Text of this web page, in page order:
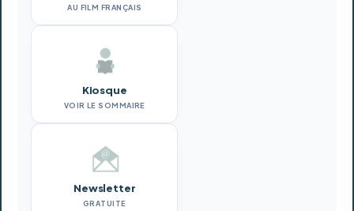
AU FILM FRANÇAIS
Kiosque
VOIR LE SOMMAIRE
Newsletter
GRATUITE